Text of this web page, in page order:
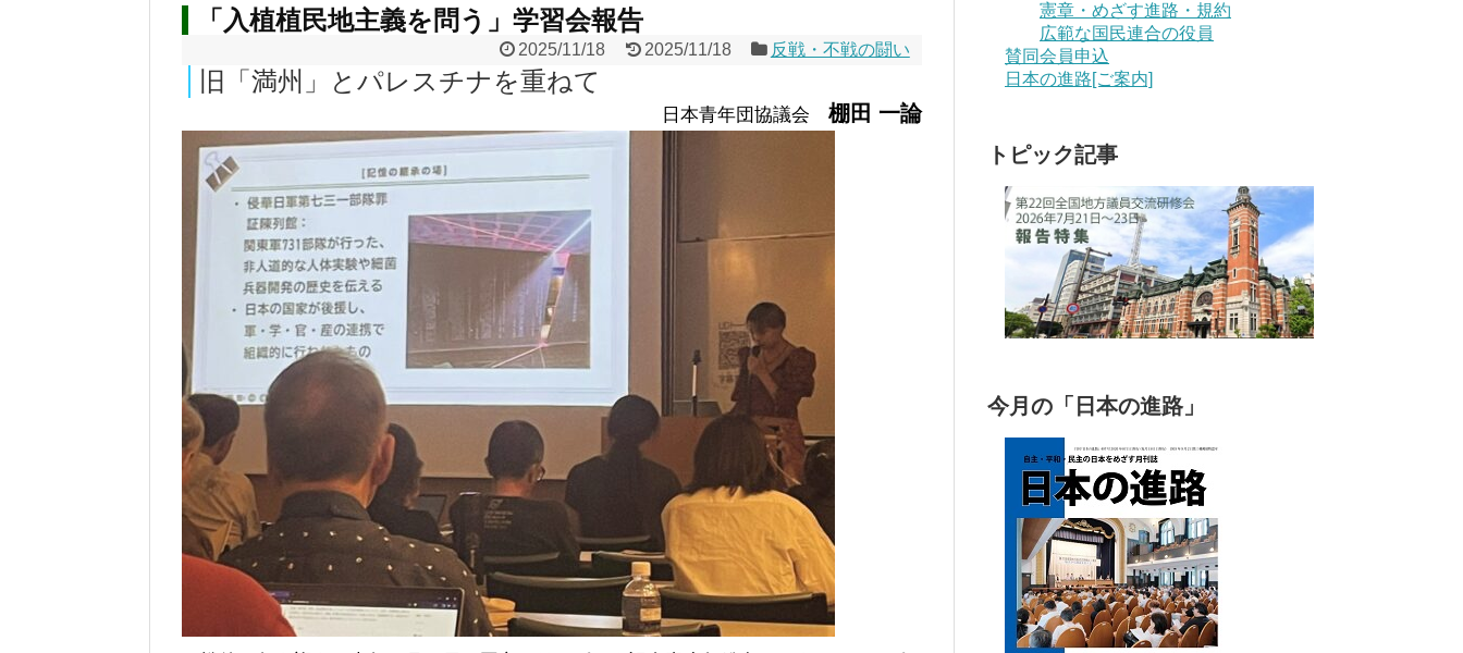
「入植植民地主義を問う」学習会報告
2025/11/18 2025/11/18 反戦・不戦の闘い
旧「満州」とパレスチナを重ねて
日本青年団協議会 棚田 一論
憲章・めざす進路・規約
広範な国民連合の役員
賛同会員申込
日本の進路[ご案内]
トピック記事
今月の「日本の進路」